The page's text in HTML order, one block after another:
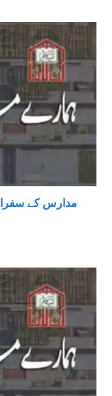
مدارس کے